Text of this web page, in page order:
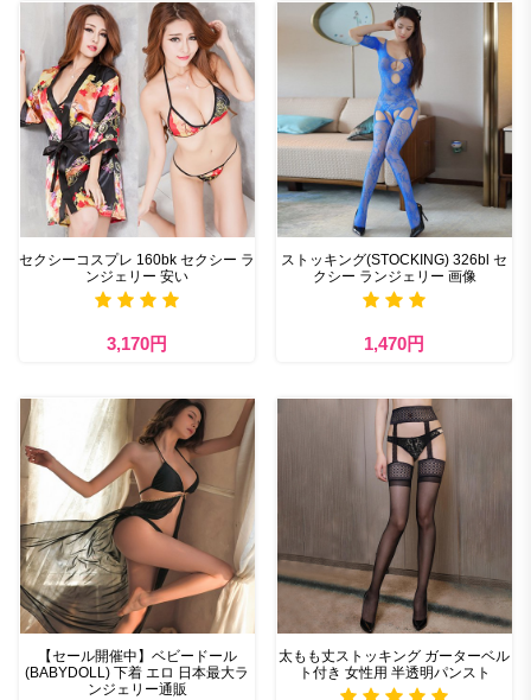
セクシーコスプレ 160bk セクシー ラ
ンジェリー 安い
3,170円
ストッキング(STOCKING) 326bl セ
クシー ランジェリー 画像
1,470円
【セール開催中】ベビードール
(BABYDOLL) 下着 エロ 日本最大ラ
ンジェリー通販
太もも丈ストッキング ガーターベル
ト付き 女性用 半透明パンスト